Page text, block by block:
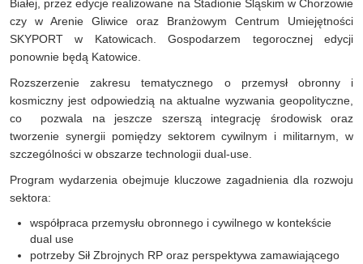
Białej, przez edycje realizowane na Stadionie Śląskim w Chorzowie
czy w Arenie Gliwice oraz Branżowym Centrum Umiejętności
SKYPORT w Katowicach. Gospodarzem tegorocznej edycji
ponownie będą Katowice.
Rozszerzenie zakresu tematycznego o przemysł obronny i
kosmiczny jest odpowiedzią na aktualne wyzwania geopolityczne,
co pozwala na jeszcze szerszą integrację środowisk oraz
tworzenie synergii pomiędzy sektorem cywilnym i militarnym, w
szczególności w obszarze technologii dual-use.
Program wydarzenia obejmuje kluczowe zagadnienia dla rozwoju
sektora:
współpraca przemysłu obronnego i cywilnego w kontekście
dual use
potrzeby Sił Zbrojnych RP oraz perspektywa zamawiającego